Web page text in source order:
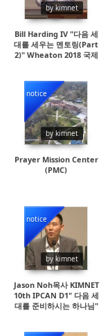
by kimnet
Bill Harding IV "다음 세
대를 세우는 멘토링(Part
2)" Wheaton 2018 국제
notice
by kimnet
17815
Prayer Mission Center
(PMC)
notice
by kimnet
15147
Jason Noh목사 KIMNET
10th IPCAN D1" 다음 세
대를 준비하시는 하나님"